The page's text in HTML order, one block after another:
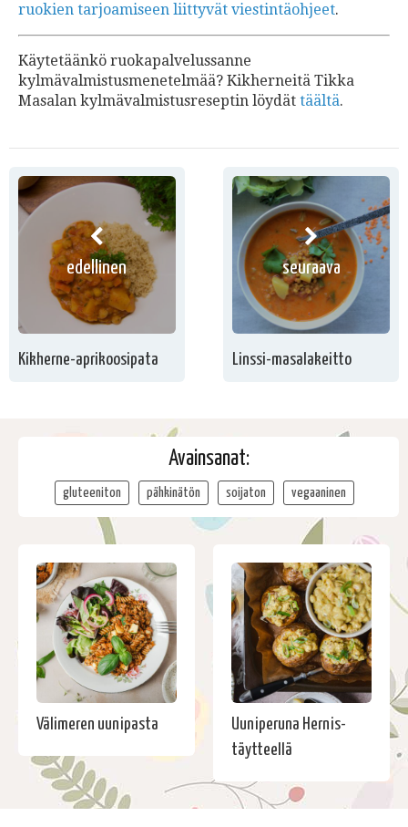
ruokien tarjoamiseen liittyvät viestintäohjeet.
Käytetäänkö ruokapalvelussanne
kylmävalmistusmenetelmää? Kikherneitä Tikka
Masalan kylmävalmistusreseptin löydät täältä.
edellinen
Kikherne-aprikoosipata
seuraava
Linssi-masalakeitto
Avainsanat:
gluteeniton pähkinätön soijaton vegaaninen
Välimeren uunipasta
Uuniperuna Hernis-
täytteellä